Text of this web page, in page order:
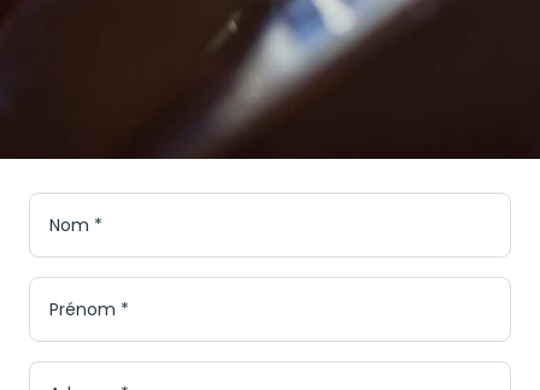
Nom*
Prénom*
Adresse*